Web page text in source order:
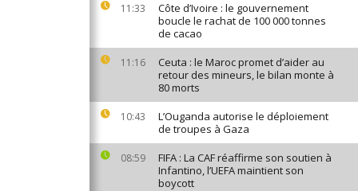
11:33
Côte d’Ivoire : le gouvernement
boucle le rachat de 100 000 tonnes
de cacao
11:16
Ceuta : le Maroc promet d’aider au
retour des mineurs, le bilan monte à
80 morts
10:43
L’Ouganda autorise le déploiement
de troupes à Gaza
08:59
FIFA : La CAF réaffirme son soutien à
Infantino, l’UEFA maintient son
boycott